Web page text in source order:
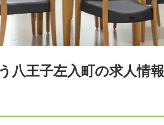
八王子左入町の求人情報